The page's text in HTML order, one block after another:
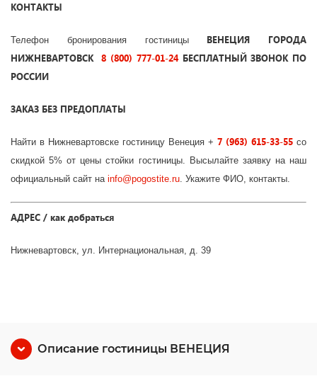
КОНТАКТЫ
Телефон бронирования гостиницы ВЕНЕЦИЯ ГОРОДА
НИЖНЕВАРТОВСК
8 (800) 777-01-24БЕСПЛАТНЫЙ ЗВОНОК ПО
РОССИИ
ЗАКАЗ БЕЗ ПРЕДОПЛАТЫ
Найти в Нижневартовске гостиницу Венеция + 7 (963) 615-33-55 со
скидкой 5% от цены стойки гостиницы. Высылайте заявку на наш
официальный сайт на info@pogostite.ru. Укажите ФИО, контакты.
АДРЕС / как добраться
Нижневартовск, ул. Интернациональная, д. 39
Описание гостиницы ВЕНЕЦИЯ